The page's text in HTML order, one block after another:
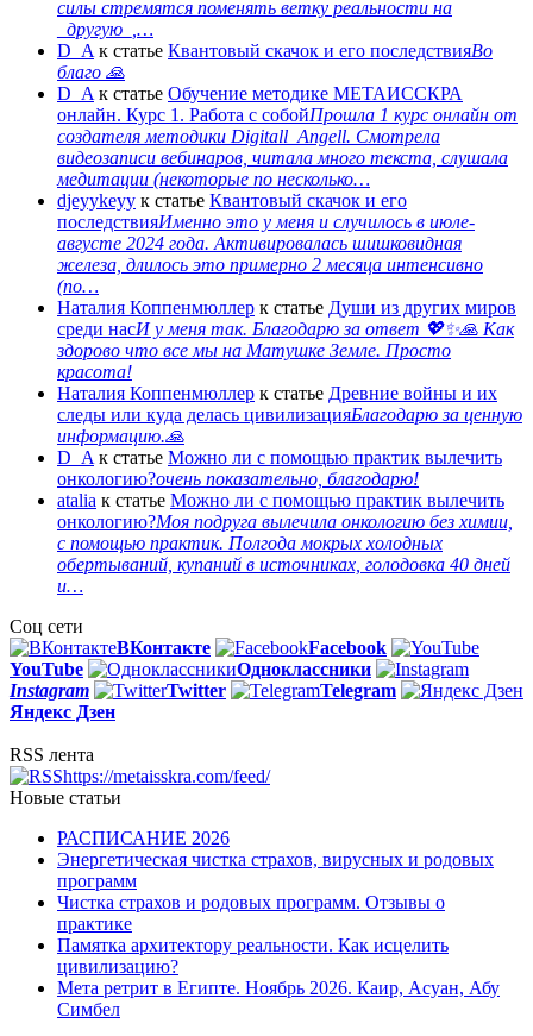
силы стремятся поменять ветку реальности на
_другую_,…
D_A к статье Квантовый скачок и его последствияВо
благо 🙏
D_A к статье Обучение методике МЕТАИССКРА
онлайн. Курс 1. Работа с собойПрошла 1 курс онлайн от
создателя методики Digitall_Angell. Смотрела
видеозаписи вебинаров, читала много текста, слушала
медитации (некоторые по несколько…
djeyykeyy к статье Квантовый скачок и его
последствияИменно это у меня и случилось в июле-
августе 2024 года. Активировалась шишковидная
железа, длилось это примерно 2 месяца интенсивно
(по…
Наталия Коппенмюллер к статье Души из других миров
среди насИ у меня так. Благодарю за ответ 💖✨️🙏 Как
здорово что все мы на Матушке Земле. Просто
красота!
Наталия Коппенмюллер к статье Древние войны и их
следы или куда делась цивилизацияБлагодарю за ценную
информацию.🙏
D_A к статье Можно ли с помощью практик вылечить
онкологию?очень показательно, благодарю!
atalia к статье Можно ли с помощью практик вылечить
онкологию?Моя подруга вылечила онкологию без химии,
с помощью практик. Полгода мокрых холодных
обертываний, купаний в источниках, голодовка 40 дней
и…
Соц сети
ВКонтакте
Facebook
YouTube
Одноклассники
Instagram
Twitter
Telegram
Яндекс Дзен
RSS лента
https://metaisskra.com/feed/
Новые статьи
РАСПИСАНИЕ 2026
Энергетическая чистка страхов, вирусных и родовых
программ
Чистка страхов и родовых программ. Отзывы о
практике
Памятка архитектору реальности. Как исцелить
цивилизацию?
Мета ретрит в Египте. Ноябрь 2026. Каир, Асуан, Абу
Симбел